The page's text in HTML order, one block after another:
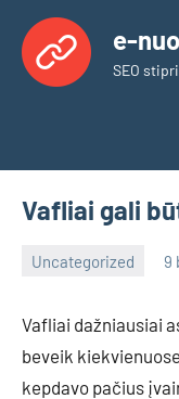
content
e-
SEO
Vafliai gali
Uncategorized 9
Vafliai dažniausiai
beveik
kepdavo pačius